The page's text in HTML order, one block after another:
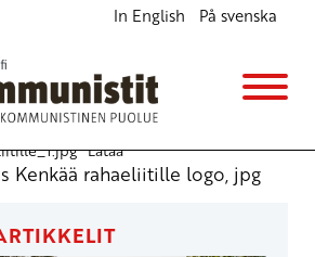
In English På svenska
-logo
Lataa
Kenkää rahaeliitille logo, jpg